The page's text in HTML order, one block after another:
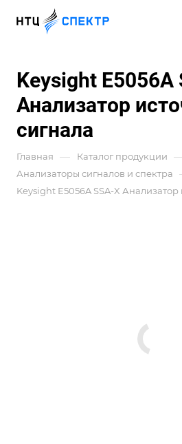
Keysight E5056A
Анализатор
сигнала
Главная — Каталог продукции
Анализаторы сигналов и спектра
Keysight E5056A SSA-X